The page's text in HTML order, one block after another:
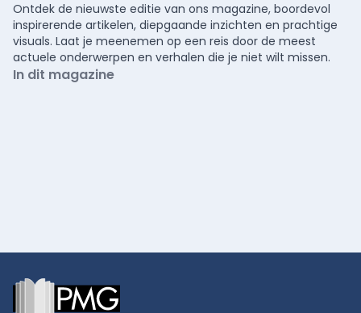
Ontdek de nieuwste editie van ons magazine, boordevol
inspirerende artikelen, diepgaande inzichten en prachtige
visuals. Laat je meenemen op een reis door de meest
actuele onderwerpen en verhalen die je niet wilt missen.
In dit magazine
Footer